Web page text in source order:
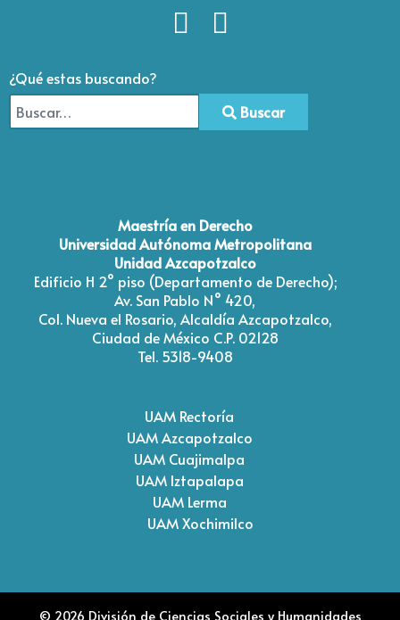
¿Qué estas buscando?
Buscar
Maestría en Derecho
Universidad Autónoma Metropolitana
Unidad Azcapotzalco
Edificio H 2° piso (Departamento de Derecho);
Av. San Pablo N° 420,
Col. Nueva el Rosario, Alcaldía Azcapotzalco,
Ciudad de México C.P. 02128
Tel. 5318-9408
UAM Rectoría
UAM Azcapotzalco
UAM Cuajimalpa
UAM Iztapalapa
UAM Lerma
UAM Xochimilco
© 2026 División de Ciencias Sociales y Humanidades